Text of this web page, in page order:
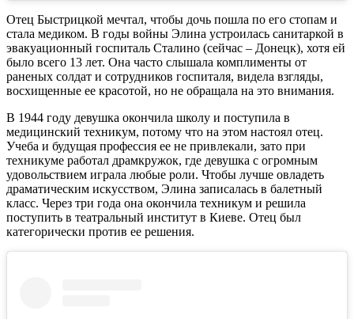
Отец Быстрицкой мечтал, чтобы дочь пошла по его стопам и
стала медиком. В годы войны Элина устроилась санитаркой в
эвакуационный госпиталь Сталино (сейчас – Донецк), хотя ей
было всего 13 лет. Она часто слышала комплименты от
раненых солдат и сотрудников госпиталя, видела взгляды,
восхищенные ее красотой, но не обращала на это внимания.
В 1944 году девушка окончила школу и поступила в
медицинский техникум, потому что на этом настоял отец.
Учеба и будущая профессия ее не привлекали, зато при
техникуме работал драмкружок, где девушка с огромным
удовольствием играла любые роли. Чтобы лучше овладеть
драматическим искусством, Элина записалась в балетный
класс. Через три года она окончила техникум и решила
поступить в театральный институт в Киеве. Отец был
категорически против ее решения.